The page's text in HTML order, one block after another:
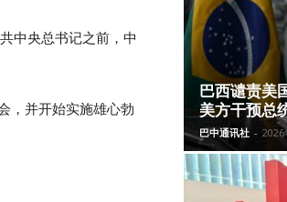
中央总书记之前，中
，并开始实施雄心勃
巴西谴责美
美方干预总
巴中通讯社 - 2026